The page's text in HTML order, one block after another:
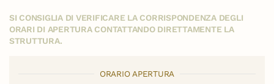
SI CONSIGLIA DI VERIFICARE LA CORRISPONDENZA DEGLI
ORARI DI APERTURA CONTATTANDO DIRETTAMENTE LA
STRUTTURA.
ORARIO APERTURA